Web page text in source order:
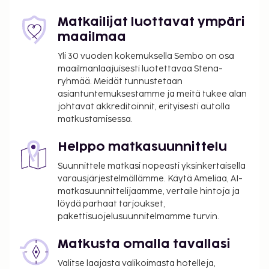
asiakkailleen ravintolan ja välipalabaarin/delin.
Päätä päiväsi nauttimalla muutama drinkki
päivittäin klo 8.00–11.00. Majoituspaikka on suljettu
1. 11ta – 30. 4ta.
Majoituspaikka veloittaa seuraavat paikan päällä
suoritettavat maksut. Maksuihin saattaa sisältyä
sovellettavat verot:
Kaupunki perii kaupunkiveron, joka maksetaan
majoituspaikassa. Veron määrä riippuu
kaudesta, eikä sitä välttämättä peritä ympäri
vuoden. Muita poikkeuksia tai alennuksia
saatetaan soveltaa. Lisätietoja saat ottamalla
yhteyttä majoituspaikkaan
Kaupungin perimä vero: 1.11.–31.3. välisenä aikana
0.50 EUR per majoitustila per yö
Matkailijat luottavat ympäri
maailmaa
Yli 30 vuoden kokemuksella Sembo on osa
maailmanlaajuisesti luotettavaa Stena-
ryhmää. Meidät tunnustetaan
asiantuntemuksestamme ja meitä tukee alan
johtavat akkreditoinnit, erityisesti autolla
matkustamisessa.
Helppo matkasuunnittelu
Suunnittele matkasi nopeasti yksinkertaisella
varausjärjestelmällämme. Käytä Ameliaa, AI-
matkasuunnittelijaamme, vertaile hintoja ja
löydä parhaat tarjoukset,
pakettisuojelusuunnitelmamme turvin.
Matkusta omalla tavallasi
Valitse laajasta valikoimasta hotelleja,